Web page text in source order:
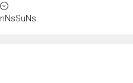
nNsSuNs